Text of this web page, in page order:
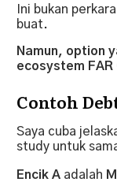
Ini bukan
buat.
Namun, option
ecosystem FAR
Contoh
Saya cuba
study untuk
Encik A adalah